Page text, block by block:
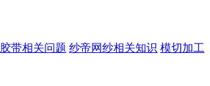
胶带相关问题 纱帝网纱相关知识 模切加工